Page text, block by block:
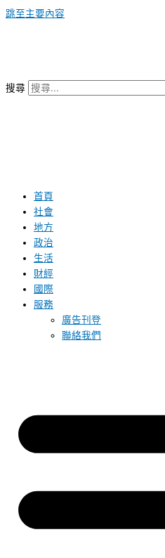
跳至主要內容
搜尋
首頁
社會
地方
政治
生活
財經
國際
服務
廣告刊登
聯絡我們